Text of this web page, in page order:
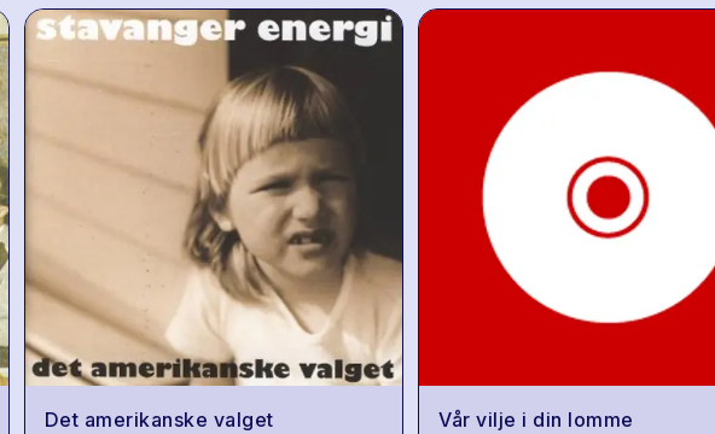
Det amerikanske valget Vår vilje i din lomme